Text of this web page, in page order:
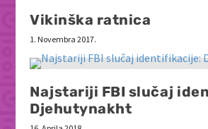
Vikinška ratnica
1. Novembra 2017.
Najstariji FBI slučaj
Djehutynakht